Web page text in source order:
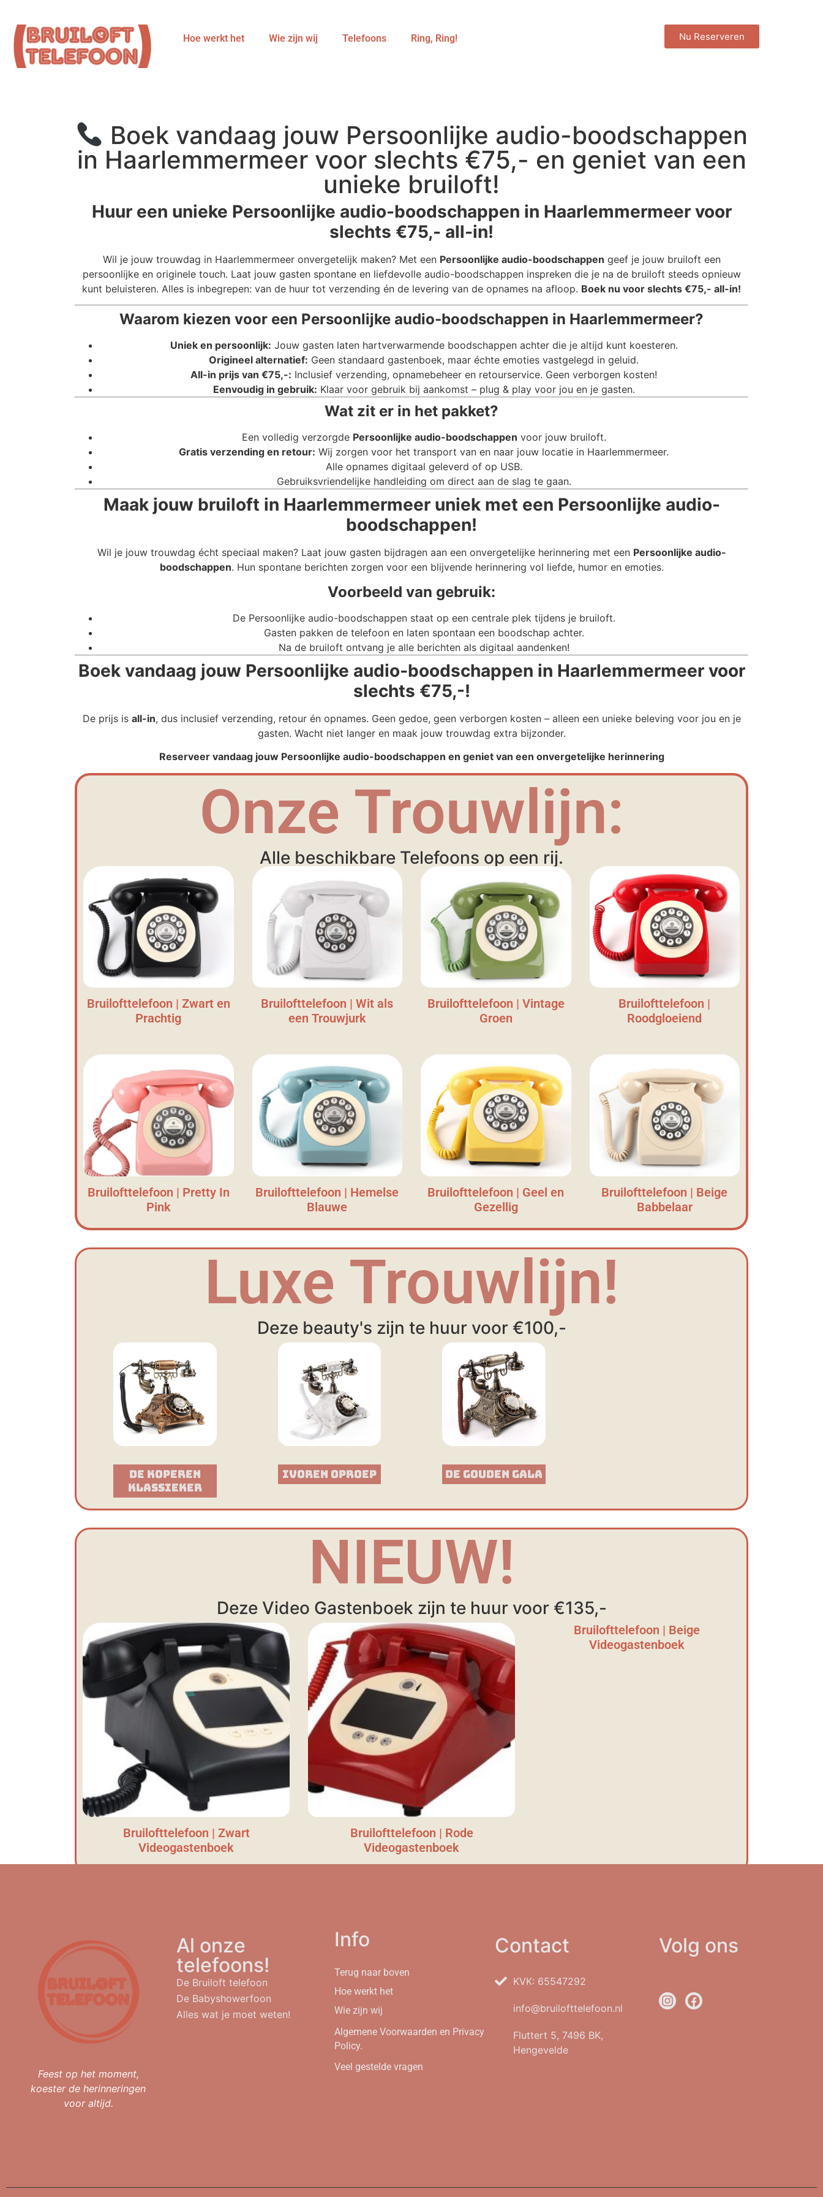
Hoe werkt het Wie zijn wij Telefoons Ring, Ring! Nu Reserveren
Boek vandaag jouw Persoonlijke audio-boodschappen
in Haarlemmermeer voor slechts €75,- en geniet van een
unieke bruiloft!
Huur een unieke Persoonlijke audio-boodschappen in Haarlemmermeer voor
slechts €75,- all-in!
Wil je jouw trouwdag in Haarlemmermeer onvergetelijk maken? Met een Persoonlijke audio-boodschappen geef je jouw bruiloft een
persoonlijke en originele touch. Laat jouw gasten spontane en liefdevolle audio-boodschappen inspreken die je na de bruiloft steeds opnieuw
kunt beluisteren. Alles is inbegrepen: van de huur tot verzending én de levering van de opnames na afloop. Boek nu voor slechts €75,- all-in!
Waarom kiezen voor een Persoonlijke audio-boodschappen in Haarlemmermeer?
Uniek en persoonlijk: Jouw gasten laten hartverwarmende boodschappen achter die je altijd kunt koesteren.
Origineel alternatief: Geen standaard gastenboek, maar échte emoties vastgelegd in geluid.
All-in prijs van €75,-: Inclusief verzending, opnamebeheer en retourservice. Geen verborgen kosten!
Eenvoudig in gebruik: Klaar voor gebruik bij aankomst – plug & play voor jou en je gasten.
Wat zit er in het pakket?
Een volledig verzorgde Persoonlijke audio-boodschappen voor jouw bruiloft.
Gratis verzending en retour: Wij zorgen voor het transport van en naar jouw locatie in Haarlemmermeer.
Alle opnames digitaal geleverd of op USB.
Gebruiksvriendelijke handleiding om direct aan de slag te gaan.
Maak jouw bruiloft in Haarlemmermeer uniek met een Persoonlijke audio-
boodschappen!
Wil je jouw trouwdag écht speciaal maken? Laat jouw gasten bijdragen aan een onvergetelijke herinnering met een Persoonlijke audio-
boodschappen. Hun spontane berichten zorgen voor een blijvende herinnering vol liefde, humor en emoties.
Voorbeeld van gebruik:
De Persoonlijke audio-boodschappen staat op een centrale plek tijdens je bruiloft.
Gasten pakken de telefoon en laten spontaan een boodschap achter.
Na de bruiloft ontvang je alle berichten als digitaal aandenken!
Boek vandaag jouw Persoonlijke audio-boodschappen in Haarlemmermeer voor
slechts €75,-!
De prijs is all-in, dus inclusief verzending, retour én opnames. Geen gedoe, geen verborgen kosten – alleen een unieke beleving voor jou en je
gasten. Wacht niet langer en maak jouw trouwdag extra bijzonder.
Reserveer vandaag jouw Persoonlijke audio-boodschappen en geniet van een onvergetelijke herinnering
Onze Trouwlijn:
Alle beschikbare Telefoons op een rij.
Bruilofttelefoon | Zwart en
Prachtig
Bruilofttelefoon | Wit als
een Trouwjurk
Bruilofttelefoon | Vintage
Groen
Bruilofttelefoon |
Roodgloeiend
Bruilofttelefoon | Pretty In
Pink
Bruilofttelefoon | Hemelse
Blauwe
Bruilofttelefoon | Geel en
Gezellig
Bruilofttelefoon | Beige
Babbelaar
Luxe Trouwlijn!
Deze beauty's zijn te huur voor €100,-
De Koperen
Klassieker​
Ivoren Oproep De Gouden Gala
NIEUW!
Deze Video Gastenboek zijn te huur voor €135,-
Bruilofttelefoon | Zwart
Videogastenboek
Bruilofttelefoon | Rode
Videogastenboek
Bruilofttelefoon | Beige
Videogastenboek
Feest op het moment,
koester de herinneringen
voor altijd.
Al onze
telefoons!
De Bruiloft telefoon
De Babyshowerfoon
Alles wat je moet weten!
Info
Terug naar boven
Hoe werkt het
Wie zijn wij
Algemene Voorwaarden en Privacy
Policy.
Veel gestelde vragen
Contact
KVK: 65547292
info@bruilofttelefoon.nl
Fluttert 5, 7496 BK,
Hengevelde
Volg ons